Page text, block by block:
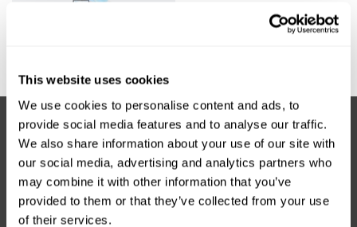
This website uses cookies
We use cookies to personalise content and ads, to
provide social media features and to analyse our traffic.
We also share information about your use of our site with
our social media, advertising and analytics partners who
may combine it with other information that you’ve
provided to them or that they’ve collected from your use
of their services.
Підписка на новини
Не пропустіть ексклюзивні пропозиції та знижки